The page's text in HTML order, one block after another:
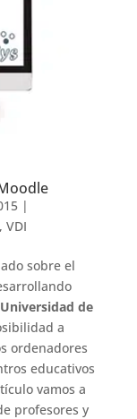
|
, VDI
sobre el
Universidad de
a
ordenadores
educativos
vamos a
profesores y